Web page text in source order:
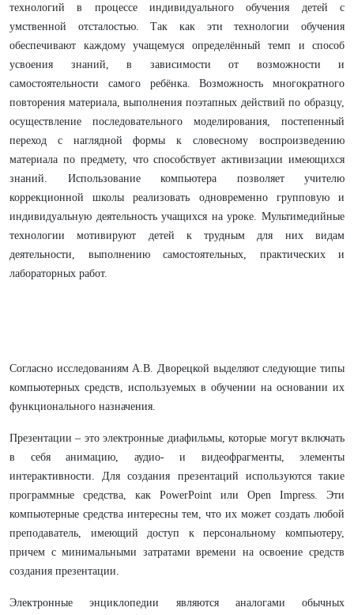
технологий в процессе индивидуального обучения детей с
умственной отсталостью. Так как эти технологии обучения
обеспечивают каждому учащемуся определённый темп и способ
усвоения знаний, в зависимости от возможности и
самостоятельности самого ребёнка. Возможность многократного
повторения материала, выполнения поэтапных действий по образцу,
осуществление последовательного моделирования, постепенный
переход с наглядной формы к словесному воспроизведению
материала по предмету, что способствует активизации имеющихся
знаний. Использование компьютера позволяет учителю
коррекционной школы реализовать одновременно групповую и
индивидуальную деятельность учащихся на уроке. Мультимедийные
технологии мотивируют детей к трудным для них видам
деятельности, выполнению самостоятельных, практических и
лабораторных работ.
Согласно исследованиям А.В. Дворецкой выделяют следующие типы
компьютерных средств, используемых в обучении на основании их
функционального назначения.
Презентации – это электронные диафильмы, которые могут включать
в себя анимацию, аудио- и видеофрагменты, элементы
интерактивности. Для создания презентаций используются такие
программные средства, как PowerPoint или Open Impress. Эти
компьютерные средства интересны тем, что их может создать любой
преподаватель, имеющий доступ к персональному компьютеру,
причем с минимальными затратами времени на освоение средств
создания презентации.
Электронные энциклопедии являются аналогами обычных